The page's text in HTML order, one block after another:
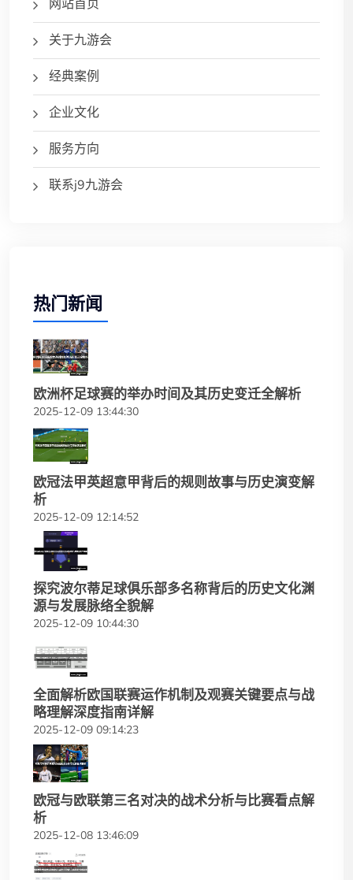
网站首页
关于九游会
经典案例
企业文化
服务方向
联系j9九游会
热门新闻
欧洲杯足球赛的举办时间及其历史变迁全解析
2025-12-09 13:44:30
欧冠法甲英超意甲背后的规则故事与历史演变解
析
2025-12-09 12:14:52
探究波尔蒂足球俱乐部多名称背后的历史文化渊
源与发展脉络全貌解
2025-12-09 10:44:30
全面解析欧国联赛运作机制及观赛关键要点与战
略理解深度指南详解
2025-12-09 09:14:23
欧冠与欧联第三名对决的战术分析与比赛看点解
析
2025-12-08 13:46:09